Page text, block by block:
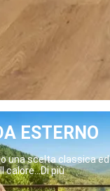
ESTERNO
una scelta classica ed
calore...Di più